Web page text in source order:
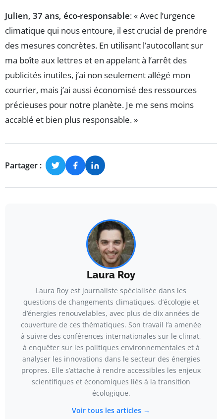
Julien, 37 ans, éco-responsable: « Avec l’urgence
climatique qui nous entoure, il est crucial de prendre
des mesures concrètes. En utilisant l’autocollant sur
ma boîte aux lettres et en appelant à l’arrêt des
publicités inutiles, j’ai non seulement allégé mon
courrier, mais j’ai aussi économisé des ressources
précieuses pour notre planète. Je me sens moins
accablé et bien plus responsable. »
Partager :
Laura Roy
Laura Roy est journaliste spécialisée dans les
questions de changements climatiques, d’écologie et
d’énergies renouvelables, avec plus de dix années de
couverture de ces thématiques. Son travail l’a amenée
à suivre des conférences internationales sur le climat,
à enquêter sur les politiques environnementales et à
analyser les innovations dans le secteur des énergies
propres. Elle s’attache à rendre accessibles les enjeux
scientifiques et économiques liés à la transition
écologique.
Voir tous les articles →